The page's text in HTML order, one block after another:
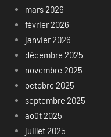
mars 2026
février 2026
janvier 2026
décembre 2025
novembre 2025
octobre 2025
septembre 2025
août 2025
juillet 2025